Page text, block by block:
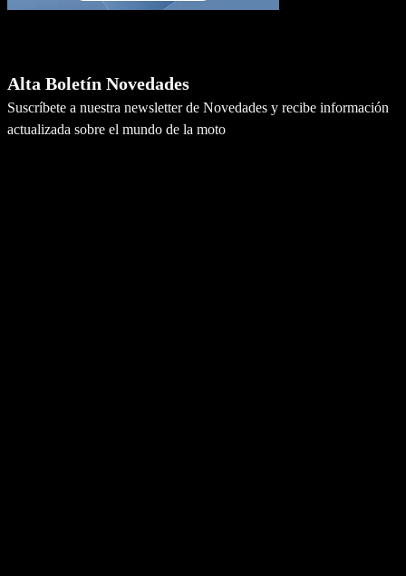
Alta Boletín Novedades
Suscríbete a nuestra newsletter de Novedades y recibe información
actualizada sobre el mundo de la moto